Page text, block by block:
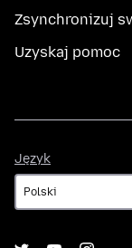
Zsynchronizuj
Uzyskaj pomoc
Język